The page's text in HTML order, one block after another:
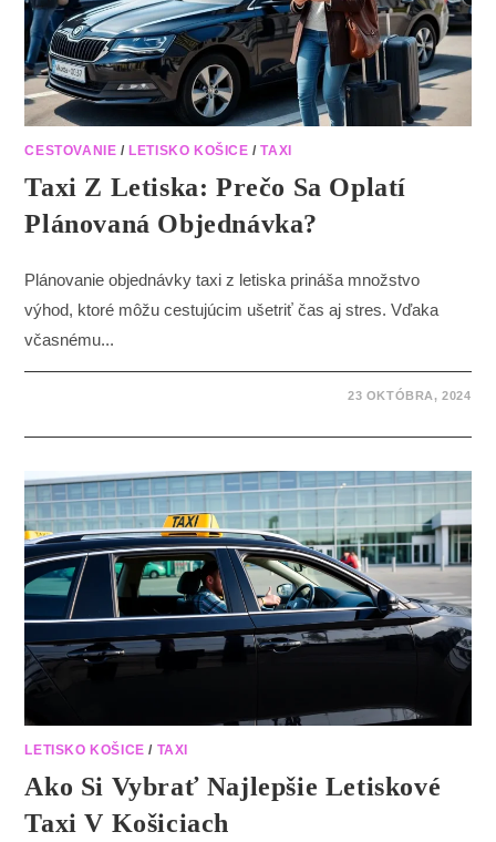
CESTOVANIE /LETISKO KOŠICE /TAXI
Taxi Z Letiska: Prečo Sa Oplatí
Plánovaná Objednávka?
Plánovanie objednávky taxi z letiska prináša množstvo
výhod, ktoré môžu cestujúcim ušetriť čas aj stres. Vďaka
včasnému...
23 OKTÓBRA, 2024
LETISKO KOŠICE / TAXI
Ako Si Vybrať Najlepšie Letiskové
Taxi V Košiciach